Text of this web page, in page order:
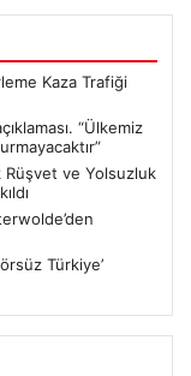
Kaza Trafiği
“Ülkemiz
Rüşvet ve Yolsuzluk
Türkiye’